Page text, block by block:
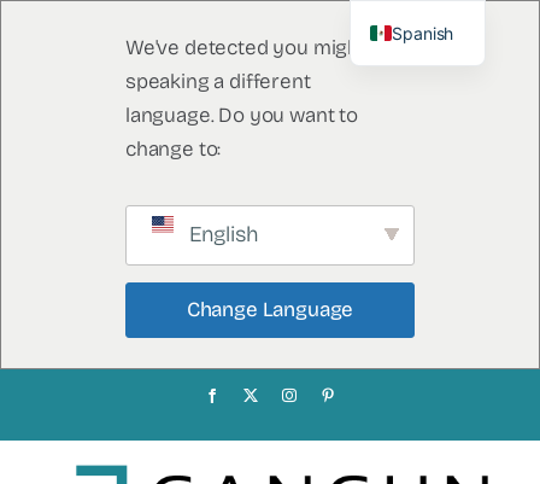
We've detected you might be
speaking a different
language. Do you want to
change to:
English
Change Language
Facebook InstagramPinterest
Spanish